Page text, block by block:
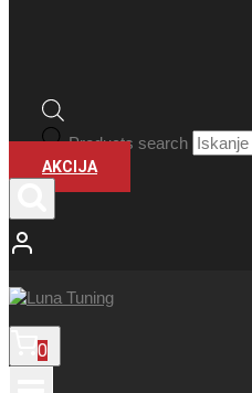
Products search
AKCIJA
0